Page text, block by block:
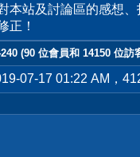
本站及討論區的感想
正！
(90 位會員和 14150 位訪
07-17 01:22 AM，